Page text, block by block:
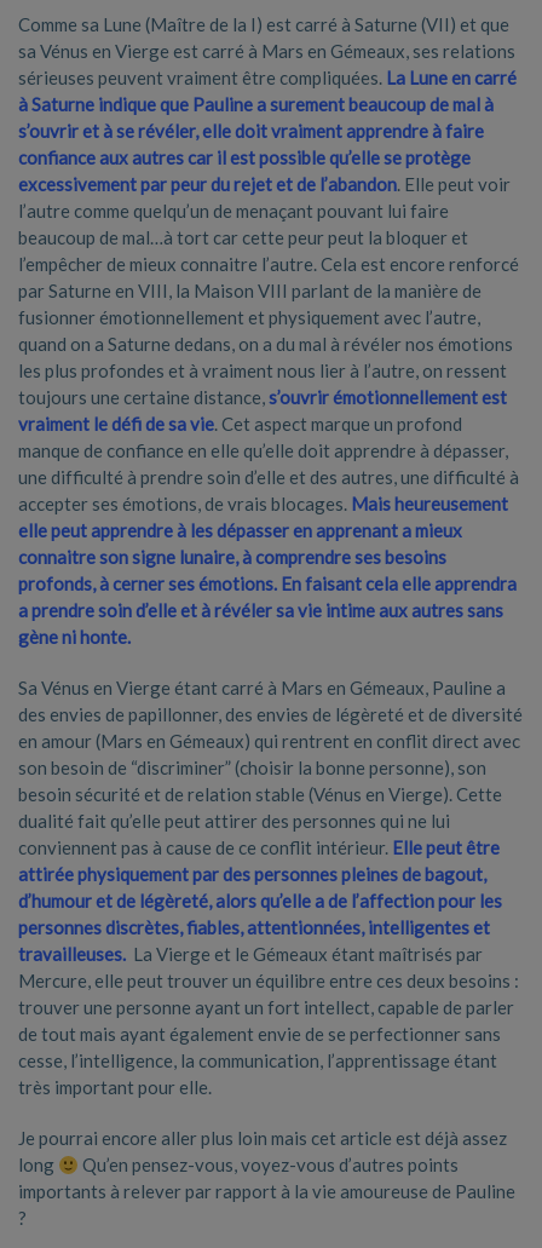
Comme sa Lune (Maître de la I) est carré à Saturne (VII) et que
sa Vénus en Vierge est carré à Mars en Gémeaux, ses relations
sérieuses peuvent vraiment être compliquées. La Lune en carré
à Saturne indique que Pauline a surement beaucoup de mal à
s’ouvrir et à se révéler, elle doit vraiment apprendre à faire
confiance aux autres car il est possible qu’elle se protège
excessivement par peur du rejet et de l’abandon. Elle peut voir
l’autre comme quelqu’un de menaçant pouvant lui faire
beaucoup de mal…à tort car cette peur peut la bloquer et
l’empêcher de mieux connaitre l’autre. Cela est encore renforcé
par Saturne en VIII, la Maison VIII parlant de la manière de
fusionner émotionnellement et physiquement avec l’autre,
quand on a Saturne dedans, on a du mal à révéler nos émotions
les plus profondes et à vraiment nous lier à l’autre, on ressent
toujours une certaine distance,s’ouvrir émotionnellement est
vraiment le défi de sa vie. Cet aspect marque un profond
manque de confiance en elle qu’elle doit apprendre à dépasser,
une difficulté à prendre soin d’elle et des autres, une difficulté à
accepter ses émotions, de vrais blocages. Mais heureusement
elle peut apprendre à les dépasser en apprenant a mieux
connaitre son signe lunaire, à comprendre ses besoins
profonds, à cerner ses émotions. En faisant cela elle apprendra
a prendre soin d’elle et à révéler sa vie intime aux autres sans
gène ni honte.
Sa Vénus en Vierge étant carré à Mars en Gémeaux, Pauline a
des envies de papillonner, des envies de légèreté et de diversité
en amour (Mars en Gémeaux) qui rentrent en conflit direct avec
son besoin de “discriminer” (choisir la bonne personne), son
besoin sécurité et de relation stable (Vénus en Vierge). Cette
dualité fait qu’elle peut attirer des personnes qui ne lui
conviennent pas à cause de ce conflit intérieur. Elle peut être
attirée physiquement par des personnes pleines de bagout,
d’humour et de légèreté, alors qu’elle a de l’affection pour les
personnes discrètes, fiables, attentionnées, intelligentes et
travailleuses. La Vierge et le Gémeaux étant maîtrisés par
Mercure, elle peut trouver un équilibre entre ces deux besoins :
trouver une personne ayant un fort intellect, capable de parler
de tout mais ayant également envie de se perfectionner sans
cesse, l’intelligence, la communication, l’apprentissage étant
très important pour elle.
Je pourrai encore aller plus loin mais cet article est déjà assez
long
Qu’en pensez-vous, voyez-vous d’autres points
importants à relever par rapport à la vie amoureuse de Pauline
?